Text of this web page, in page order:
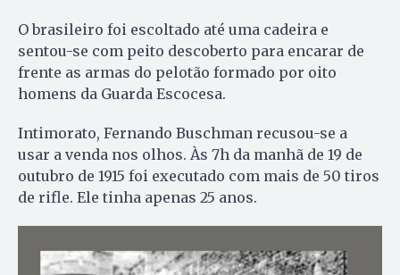
O brasileiro foi escoltado até uma cadeira e
sentou-se com peito descoberto para encarar de
frente as armas do pelotão formado por oito
homens da Guarda Escocesa.
Intimorato, Fernando Buschman recusou-se a
usar a venda nos olhos. Às 7h da manhã de 19 de
outubro de 1915 foi executado com mais de 50 tiros
de rifle. Ele tinha apenas 25 anos.